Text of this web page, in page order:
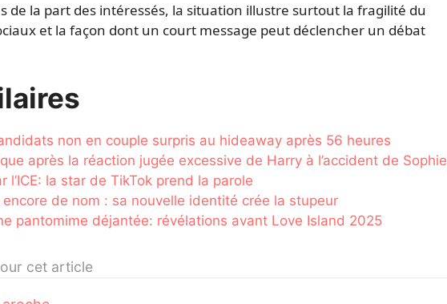
de la part des intéressés, la situation illustre surtout la fragilité du
et la façon dont un court message peut déclencher un débat
non en couple surpris au hideaway après 56 heures
après la réaction jugée excessive de Harry à l’accident de Sophie
l’ICE: la star de TikTok prend la parole
encore de nom : sa nouvelle identité crée la stupeur
pantomime déjantée: révélations avant Love Island 2025
cet article